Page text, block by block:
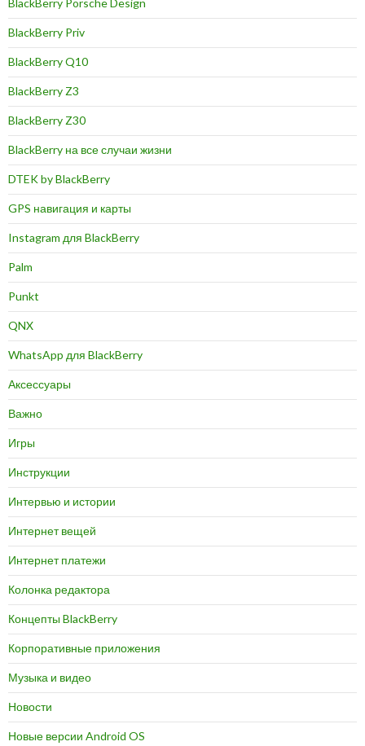
BlackBerry Priv
BlackBerry Q10
BlackBerry Z3
BlackBerry Z30
BlackBerry на все случаи жизни
DTEK by BlackBerry
GPS навигация и карты
Instagram для BlackBerry
Palm
Punkt
QNX
WhatsApp для BlackBerry
Аксессуары
Важно
Игры
Инструкции
Интервью и истории
Интернет вещей
Интернет платежи
Колонка редактора
Концепты BlackBerry
Корпоративные приложения
Музыка и видео
Новости
Новые версии Android OS